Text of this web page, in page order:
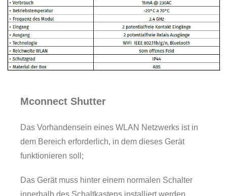
Mconnect Shutter
Das Vorhandensein eines WLAN Netzwerks ist in
dem Bereich erforderlich, in dem dieses Gerät
funktionieren soll;
Das Gerät muss hinter einem normalen Schalter
innerhalb des Schaltkastens installiert werden,